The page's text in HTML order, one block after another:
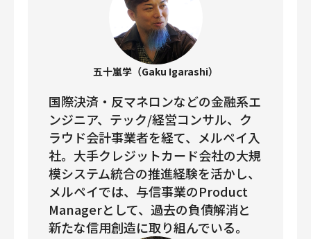
五十嵐学（Gaku Igarashi）
国際決済・反マネロンなどの金融系エ
ンジニア、テック/経営コンサル、ク
ラウド会計事業者を経て、メルペイ入
社。大手クレジットカード会社の大規
模システム統合の推進経験を活かし、
メルペイでは、与信事業のProduct
Managerとして、過去の負債解消と
新たな信用創造に取り組んでいる。